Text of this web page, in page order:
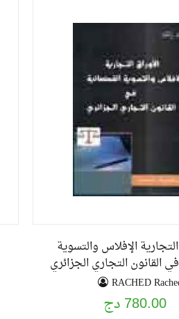
الإفلاس والتسوية
القانون التجاري الجزائري
RACHED
780.00 دج